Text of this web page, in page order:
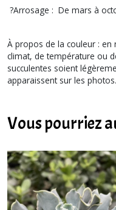
?Arrosage : De mars à
À propos de la couleur : en
climat, de température ou
succulentes soient
apparaissent sur les photos.
Vous pourriez